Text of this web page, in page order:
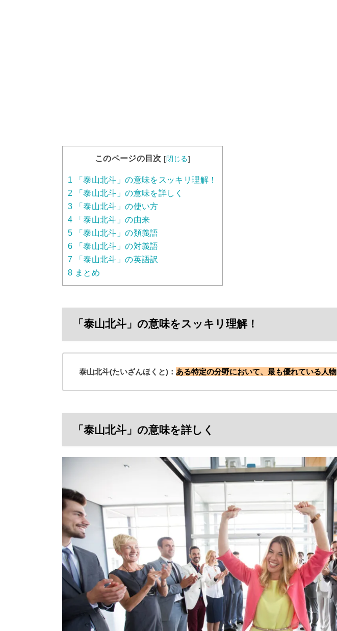
このページの目次 [閉じる]
1 「泰山北斗」の意味をスッキリ理解！
2 「泰山北斗」の意味を詳しく
3 「泰山北斗」の使い方
4 「泰山北斗」の由来
5 「泰山北斗」の類義語
6 「泰山北斗」の対義語
7 「泰山北斗」の英語訳
8 まとめ
「泰山北斗」の意味をスッキリ理解！
泰山北斗(たいざんほくと)： ある特定の分野において、最も優れている人物
「泰山北斗」の意味を詳しく